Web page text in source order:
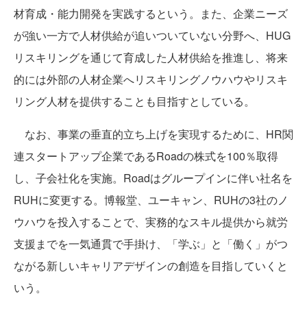
材育成・能力開発を実践するという。また、企業ニーズ
が強い一方で人材供給が追いついていない分野へ、HUG
リスキリングを通じて育成した人材供給を推進し、将来
的には外部の人材企業へリスキリングノウハウやリスキ
リング人材を提供することも目指すとしている。
なお、事業の垂直的立ち上げを実現するために、HR関
連スタートアップ企業であるRoadの株式を100％取得
し、子会社化を実施。Roadはグループインに伴い社名を
RUHに変更する。博報堂、ユーキャン、RUHの3社のノ
ウハウを投入することで、実務的なスキル提供から就労
支援までを一気通貫で手掛け、「学ぶ」と「働く」がつ
ながる新しいキャリアデザインの創造を目指していくと
いう。